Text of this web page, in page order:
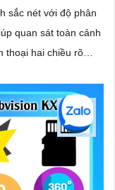
sắc nét với độ phân
quan sát toàn cảnh